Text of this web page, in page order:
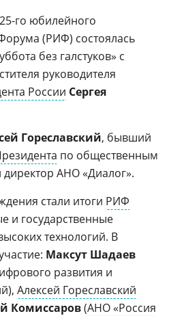
го юбилейного
(РИФ) состоялась
без галстуков» с
руководителя
России Сергея
Гореславский, бывший
по общественным
АНО «Диалог».
стали итоги РИФ
и государственные
технологий. В
Максут Шадаев
развития и
Алексей Гореславский
Комиссаров(АНО «Россия